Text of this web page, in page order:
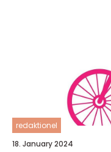
redaktionel
18. January 2024